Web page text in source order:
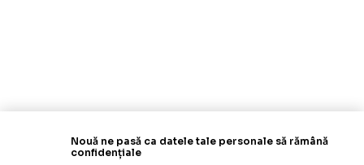
Nouă ne pasă ca datele tale personale să rămână
confidențiale